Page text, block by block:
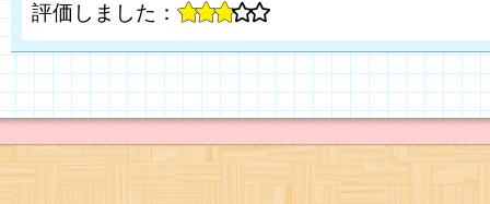
評価しました：